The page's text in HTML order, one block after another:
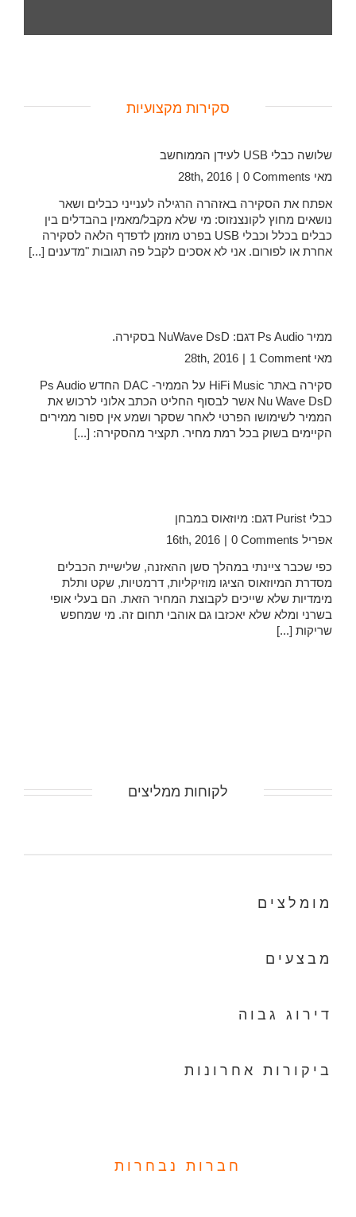
סקירות מקצועיות
שלושה כבלי USB לעידן הממוחשב
מאי 28th, 2016
| 0 Comments
אפתח את הסקירה באזהרה הרגילה לענייני כבלים ושאר
נושאים מחוץ לקונצנזוס: מי שלא מקבל/מאמין בהבדלים בין
כבלים בכלל וכבלי USB בפרט מוזמן לדפדף הלאה לסקירה
אחרת או לפורום. אני לא אסכים לקבל פה תגובות "מדענים [...]
ממיר Ps Audio דגם: NuWave DsD בסקירה.
מאי 28th, 2016
| 1 Comment
סקירה באתר HiFi Music על הממיר- DAC החדש Ps Audio
Nu Wave DsD אשר לבסוף החליט הכתב אלוני לרכוש את
הממיר לשימושו הפרטי לאחר שסקר ושמע אין ספור ממירים
הקיימים בשוק בכל רמת מחיר. תקציר מהסקירה: [...]
כבלי Purist דגם: מיוזאוס במבחן
אפריל 16th, 2016
| 0 Comments
כפי שכבר ציינתי במהלך סשן ההאזנה, שלישיית הכבלים
מסדרת המיוזאוס הציגו מוזיקליות, דרמטיות, שקט ותלת
מימדיות שלא שייכים לקבוצת המחיר הזאת. הם בעלי אופי
בשרני ומלא שלא יאכזבו גם אוהבי תחום זה. מי שמחפש
שריקות [...]
לקוחות ממליצים
מומלצים
מבצעים
דירוג גבוה
ביקורות אחרונות
חברות נבחרות